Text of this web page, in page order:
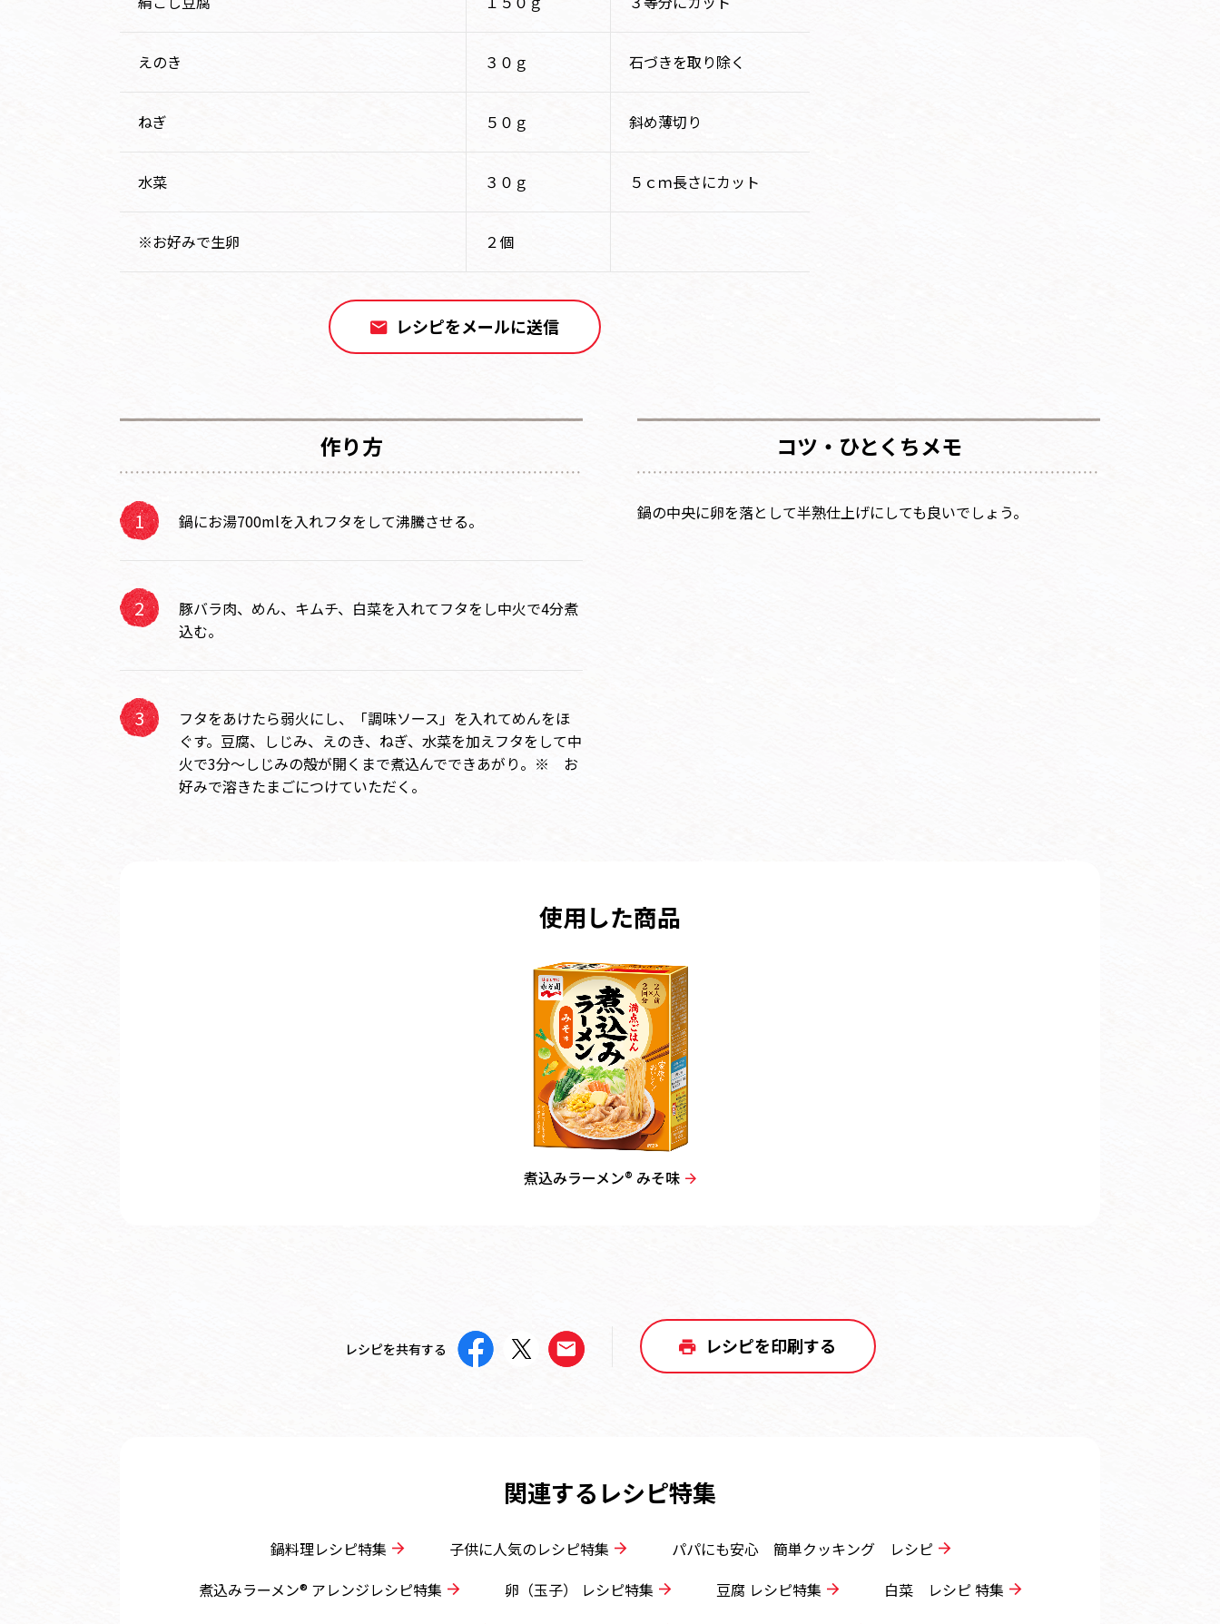
えのき ３０ｇ 石づきを取り除く
ねぎ ５０ｇ 斜め薄切り
水菜 ３０ｇ ５ｃｍ長さにカット
※お好みで生卵 ２個
レシピをメールに送信
作り方
鍋にお湯700mlを入れフタをして沸騰させる。
豚バラ肉、めん、キムチ、白菜を入れてフタをし中火で4分煮
込む。
フタをあけたら弱火にし、「調味ソース」を入れてめんをほ
ぐす。豆腐、しじみ、えのき、ねぎ、水菜を加えフタをして中
火で3分～しじみの殻が開くまで煮込んでできあがり。※ お
好みで溶きたまごにつけていただく。
コツ・ひとくちメモ
鍋の中央に卵を落として半熟仕上げにしても良いでしょう。
使用した商品
煮込みラーメン® みそ味
レシピを共有する レシピを印刷する
関連するレシピ特集
鍋料理レシピ特集 子供に人気のレシピ特集
パパにも安心 簡単クッキング レシピ
煮込みラーメン® アレンジレシピ特集
卵（玉子） レシピ特集 豆腐 レシピ特集
白菜 レシピ 特集